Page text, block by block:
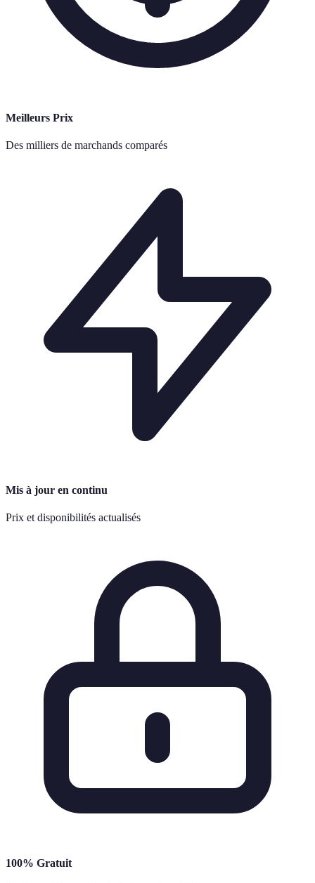
Meilleurs Prix
Des milliers de marchands comparés
Mis à jour en continu
Prix et disponibilités actualisés
100% Gratuit